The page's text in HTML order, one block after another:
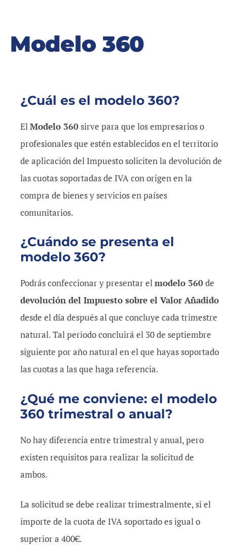
Modelo 360
¿Cuál es el modelo 360?
El Modelo 360 sirve para que los empresarios o
profesionales que estén establecidos en el territorio
de aplicación del Impuesto soliciten la devolución de
las cuotas soportadas de IVA con origen en la
compra de bienes y servicios en países
comunitarios.
¿Cuándo se presenta el
modelo 360?
Podrás confeccionar y presentar elmodelo 360de
devolución del Impuesto sobre el Valor Añadido
desde el día después al que concluye cada trimestre
natural. Tal periodo concluirá el 30 de septiembre
siguiente por año natural en el que hayas soportado
las cuotas a las que haga referencia.
¿Qué me conviene: el modelo
360 trimestral o anual?
No hay diferencia entre trimestral y anual, pero
existen requisitos para realizar la solicitud de
ambos.
La solicitud se debe realizar trimestralmente, si el
importe de la cuota de IVA soportado es igual o
superior a 400€.